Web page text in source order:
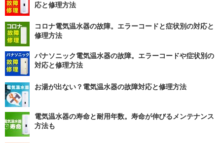
応と修理方法
コロナ電気温水器の故障。エラーコードと症状別の対応と
修理方法
パナソニック電気温水器の故障。エラーコードや症状別の
対応と修理方法
お湯が出ない？電気温水器の故障対応と修理方法
電気温水器の寿命と耐用年数。寿命が伸びるメンテナンス
方法も